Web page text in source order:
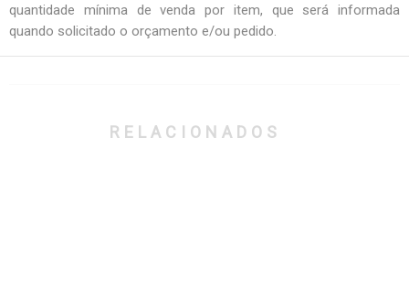
quantidade mínima de venda por item, que será informada
quando solicitado o orçamento e/ou pedido.
RELACIONADOS